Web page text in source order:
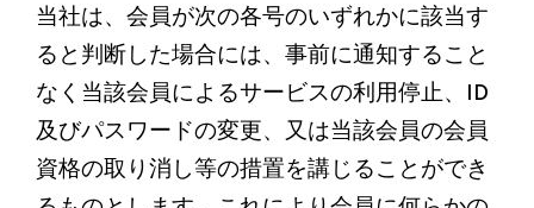
当社は、会員が次の各号のいずれかに該当す
ると判断した場合には、事前に通知すること
なく当該会員によるサービスの利用停止、ID
及びパスワードの変更、又は当該会員の会員
資格の取り消し等の措置を講じることができ